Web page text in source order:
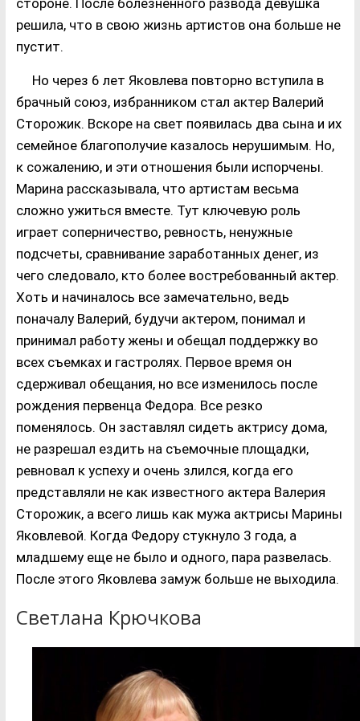
решила, что в свою жизнь артистов она больше не
пустит.
Но через 6 лет Яковлева повторно вступила в
брачный союз, избранником стал актер Валерий
Сторожик. Вскоре на свет появилась два сына и их
семейное благополучие казалось нерушимым. Но,
к сожалению, и эти отношения были испорчены.
Марина рассказывала, что артистам весьма
сложно ужиться вместе. Тут ключевую роль
играет соперничество, ревность, ненужные
подсчеты, сравнивание заработанных денег, из
чего следовало, кто более востребованный актер.
Хоть и начиналось все замечательно, ведь
поначалу Валерий, будучи актером, понимал и
принимал работу жены и обещал поддержку во
всех съемках и гастролях. Первое время он
сдерживал обещания, но все изменилось после
рождения первенца Федора. Все резко
поменялось. Он заставлял сидеть актрису дома,
не разрешал ездить на съемочные площадки,
ревновал к успеху и очень злился, когда его
представляли не как известного актера Валерия
Сторожик, а всего лишь как мужа актрисы Марины
Яковлевой. Когда Федору стукнуло 3 года, а
младшему еще не было и одного, пара развелась.
После этого Яковлева замуж больше не выходила.
Светлана Крючкова